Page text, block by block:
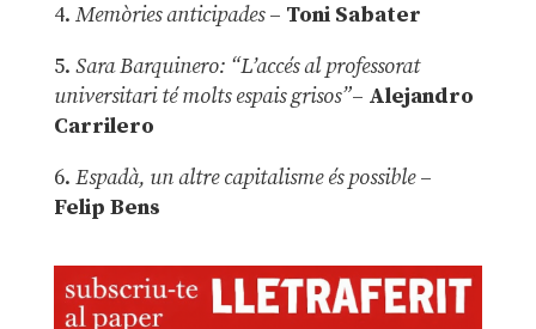
4. Memòries anticipades– Toni Sabater
5. Sara Barquinero: “L’accés al professorat
universitari té molts espais grisos”– Alejandro
Carrilero
6. Espadà, un altre capitalisme és possible –
Felip Bens